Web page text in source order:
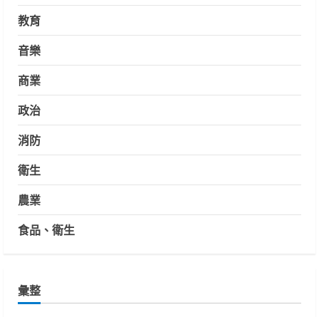
教育
音樂
商業
政治
消防
衛生
農業
食品、衛生
彙整